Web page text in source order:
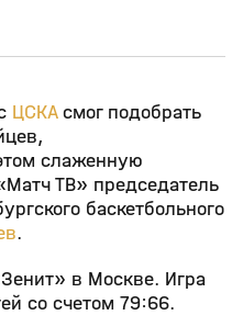
ЦСКАсмог подобрать
слаженную
ТВ» председатель
баскетбольного
.
в Москве. Игра
со счетом 79:66.